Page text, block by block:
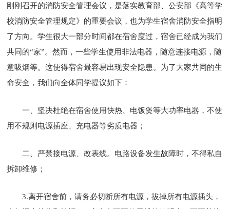
刚刚召开的消防安全管理会议，是落实教育部、公安部《高等学
校消防安全管理规定》的重要会议，也为学生宿舍消防安全指明
了方向。学生很大一部分时间都在宿舍度过，宿舍已经成为我们
共同的“家”。然而，一些学生使用非法电器，随意连接电源，随
意吸烟等。这使得宿舍最容易出现安全隐患。为了大家共同的生
命安全，我们向全体同学提议如下：
一、坚决杜绝在宿舍使用快热、电饭煲等大功率电器，不使
用不规则电源插座、充电器等劣质电器；
二、严禁接电源、改表线。电路设备发生故障时，不得私自
拆卸维修；
3.离开宿舍前，请务必切断所有电源，拔掉所有电源插头，